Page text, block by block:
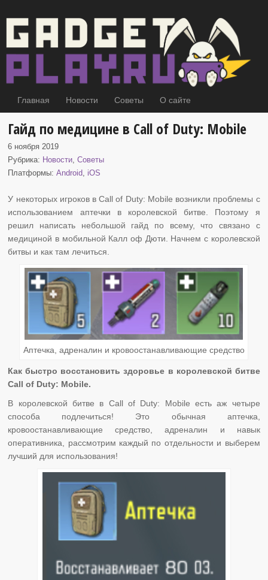
Главная Новости Советы О сайте
Гайд по медицине в Call of Duty: Mobile
6 ноября 2019
Рубрика: Новости,Советы
Платформы:Android, iOS
У некоторых игроков в Call of Duty: Mobile возникли проблемы с
использованием аптечки в королевской битве. Поэтому я
решил написать небольшой гайд по всему, что связано с
медициной в мобильной Калл оф Дюти. Начнем с королевской
битвы и как там лечиться.
Аптечка, адреналин и кровоостанавливающие средство
Как быстро восстановить здоровье в королевской битве
Call of Duty: Mobile.
В королевской битве в Call of Duty: Mobile есть аж четыре
способа подлечиться! Это обычная аптечка,
кровоостанавливающие средство, адреналин и навык
оперативника, рассмотрим каждый по отдельности и выберем
лучший для использования!